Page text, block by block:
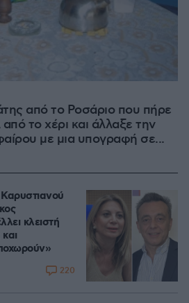
από το Ροσάριο που πήρε
το χέρι και άλλαξε την
με μια υπογραφή σε...
κλειστή
220